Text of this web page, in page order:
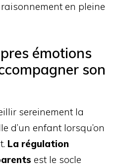
en pleine
émotions
son
sereinement la
d’un enfant lorsqu’on
La régulation
est le socle